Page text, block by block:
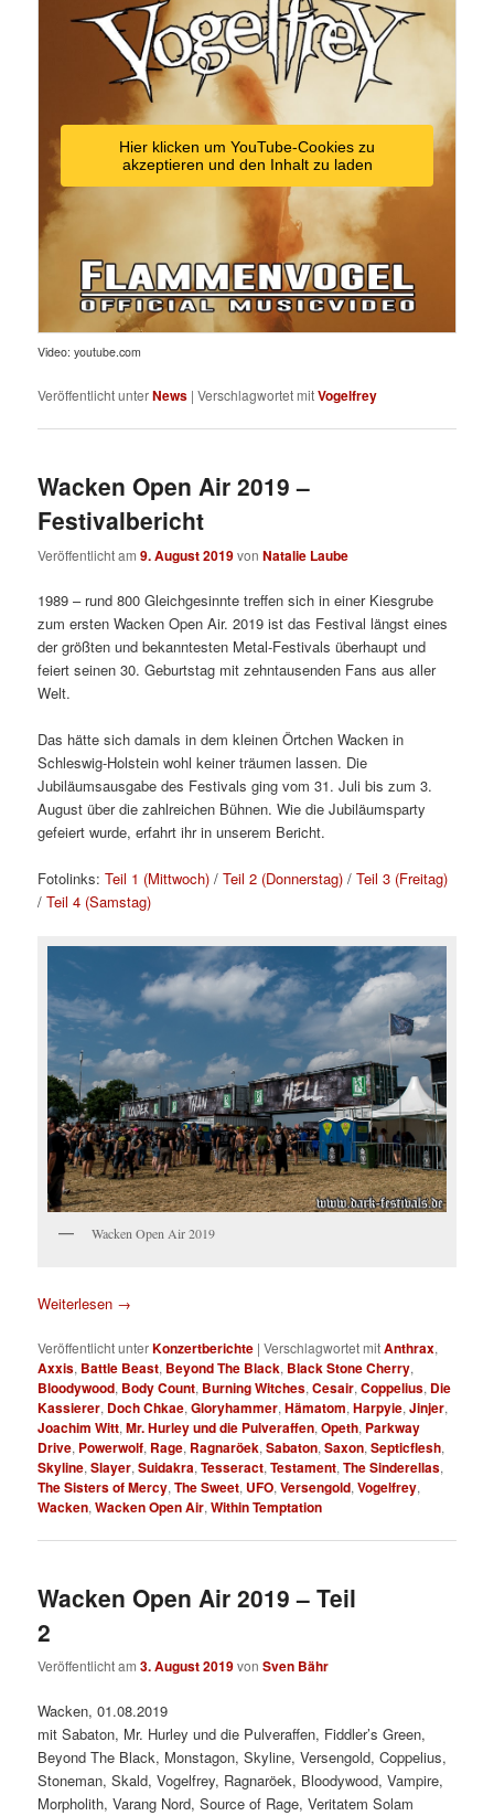
Hier klicken um YouTube-Cookies zu
akzeptieren und den Inhalt zu laden
Video: youtube.com
Veröffentlicht unterNews |Verschlagwortet mitVogelfrey
Wacken Open Air 2019 –
Festivalbericht
Veröffentlicht am9. August 2019vonNatalie Laube
1989 – rund 800 Gleichgesinnte treffen sich in einer Kiesgrube
zum ersten Wacken Open Air. 2019 ist das Festival längst eines
der größten und bekanntesten Metal-Festivals überhaupt und
feiert seinen 30. Geburtstag mit zehntausenden Fans aus aller
Welt.
Das hätte sich damals in dem kleinen Örtchen Wacken in
Schleswig-Holstein wohl keiner träumen lassen. Die
Jubiläumsausgabe des Festivals ging vom 31. Juli bis zum 3.
August über die zahlreichen Bühnen. Wie die Jubiläumsparty
gefeiert wurde, erfahrt ihr in unserem Bericht.
Fotolinks:Teil 1 (Mittwoch) /Teil 2 (Donnerstag) /Teil 3 (Freitag)
/Teil 4 (Samstag)
Wacken Open Air 2019
Weiterlesen →
Veröffentlicht unterKonzertberichte |Verschlagwortet mitAnthrax,
Axxis, Battle Beast, Beyond The Black, Black Stone Cherry,
Bloodywood, Body Count, Burning Witches,Cesair,Coppelius, Die
Kassierer, Doch Chkae,Gloryhammer,Hämatom,Harpyie,Jinjer,
Joachim Witt,Mr. Hurley und die Pulveraffen,Opeth, Parkway
Drive, Powerwolf, Rage, Ragnaröek,Sabaton,Saxon,Septicflesh,
Skyline,Slayer,Suidakra,Tesseract,Testament,The Sinderellas,
The Sisters of Mercy,The Sweet, UFO,Versengold,Vogelfrey,
Wacken,Wacken Open Air,Within Temptation
Wacken Open Air 2019 – Teil
2
Veröffentlicht am3. August 2019vonSven Bähr
Wacken, 01.08.2019
mit Sabaton, Mr. Hurley und die Pulveraffen, Fiddler’s Green,
Beyond The Black, Monstagon, Skyline, Versengold, Coppelius,
Stoneman, Skald, Vogelfrey, Ragnaröek, Bloodywood, Vampire,
Morpholith, Varang Nord, Source of Rage, Veritatem Solam